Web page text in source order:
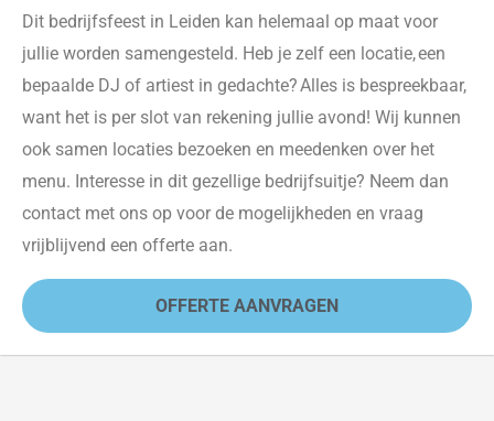
Dit bedrijfsfeest in Leiden kan helemaal op maat voor
jullie worden samengesteld. Heb je zelf een locatie, een
bepaalde DJ of artiest in gedachte? Alles is bespreekbaar,
want het is per slot van rekening jullie avond! Wij kunnen
ook samen locaties bezoeken en meedenken over het
menu. Interesse in dit gezellige bedrijfsuitje? Neem dan
contact met ons op voor de mogelijkheden en vraag
vrijblijvend een offerte aan.
OFFERTE AANVRAGEN